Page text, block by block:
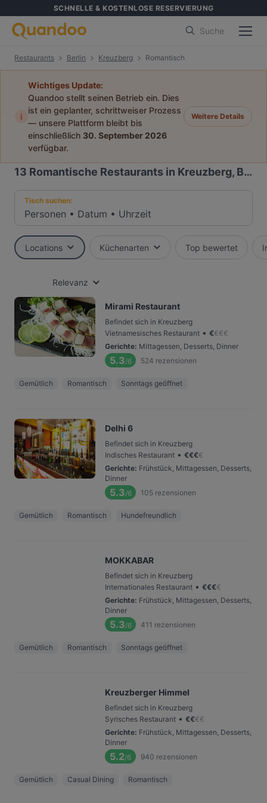
SCHNELLE & KOSTENLOSE RESERVIERUNG
Suche
Restaurants Berlin Kreuzberg Romantisch
i
Wichtiges Update:
Quandoo stellt seinen Betrieb ein. Dies
ist ein geplanter, schrittweiser Prozess
— unsere Plattform bleibt bis
einschließlich 30. September 2026
verfügbar.
Weitere Details
13 Romantische Restaurants in Kreuzberg, Berlin
Tisch suchen:
Personen • Datum • Uhrzeit
Locations Küchenarten Top bewertet
Relevanz
Mirami Restaurant
Befindet sich in Kreuzberg
Vietnamesisches Restaurant • €€€€
Gerichte: Mittagessen, Desserts, Dinner
5.3/6 524 rezensionen
Gemütlich Romantisch Sonntags geöffnet
Delhi 6
Befindet sich in Kreuzberg
Indisches Restaurant • €€€€
Gerichte: Frühstück, Mittagessen, Desserts,
Dinner
5.3/6 105 rezensionen
Gemütlich Romantisch Hundefreundlich
MOKKABAR
Befindet sich in Kreuzberg
Internationales Restaurant • €€€€
Gerichte: Frühstück, Mittagessen, Desserts,
Dinner
5.3/6 411 rezensionen
Gemütlich Romantisch Sonntags geöffnet
Kreuzberger Himmel
Befindet sich in Kreuzberg
Syrisches Restaurant • €€€€
Gerichte: Frühstück, Mittagessen, Desserts,
Dinner
5.2/6 940 rezensionen
Gemütlich Casual Dining Romantisch